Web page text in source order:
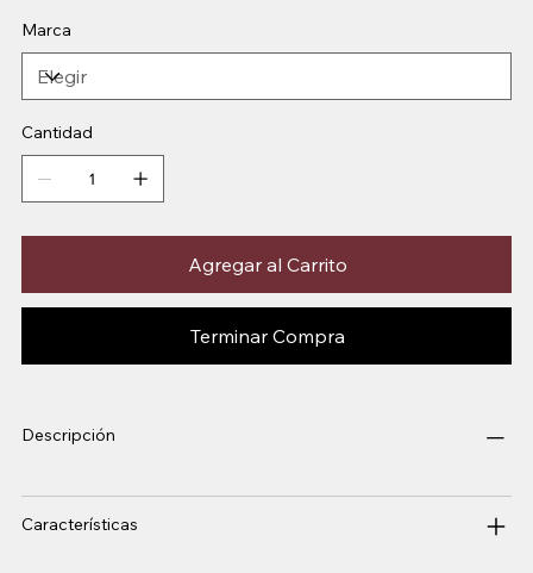
Marca
Cantidad
Agregar al Carrito
Terminar Compra
Descripción
Características